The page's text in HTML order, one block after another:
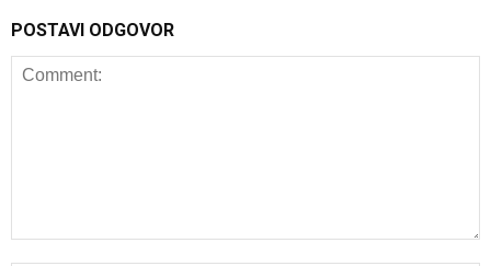
POSTAVI ODGOVOR